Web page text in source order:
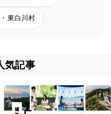
東白川村
気記事